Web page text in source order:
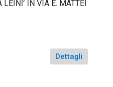
LEINI’ IN VIA E. MATTEI
Dettagli